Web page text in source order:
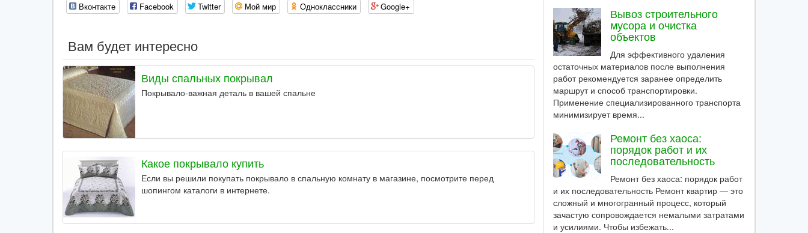
Вконтакте Facebook Twitter Мой мир Одноклассники Google+
Вам будет интересно
Виды спальных покрывал
Покрывало-важная деталь в вашей спальне
Какое покрывало купить
Если вы решили покупать покрывало в спальную комнату в магазине, посмотрите перед
шопингом каталоги в интернете.
Вывоз строительного
мусора и очистка
объектов
Для эффективного удаления
остаточных материалов после выполнения
работ рекомендуется заранее определить
маршрут и способ транспортировки.
Применение специализированного транспорта
минимизирует время...
Ремонт без хаоса:
порядок работ и их
последовательность
Ремонт без хаоса: порядок работ
и их последовательность Ремонт квартир — это
сложный и многогранный процесс, который
зачастую сопровождается немалыми затратами
и усилиями. Чтобы избежать...